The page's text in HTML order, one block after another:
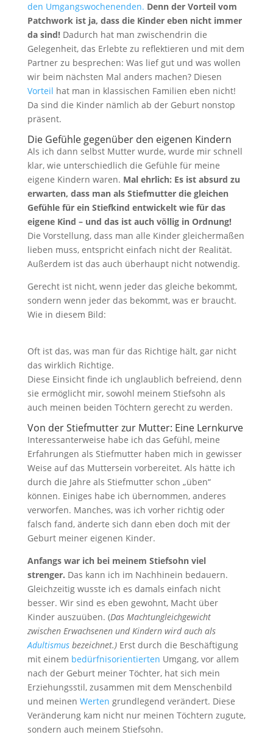
den Umgangswochenenden. Denn der Vorteil vom
Patchwork ist ja, dass die Kinder eben nicht immer
da sind! Dadurch hat man zwischendrin die
Gelegenheit, das Erlebte zu reflektieren und mit dem
Partner zu besprechen: Was lief gut und was wollen
wir beim nächsten Mal anders machen? Diesen
Vorteil hat man in klassischen Familien eben nicht!
Da sind die Kinder nämlich ab der Geburt nonstop
präsent.
Die Gefühle gegenüber den eigenen Kindern
Als ich dann selbst Mutter wurde, wurde mir schnell
klar, wie unterschiedlich die Gefühle für meine
eigene Kindern waren. Mal ehrlich: Es ist absurd zu
erwarten, dass man als Stiefmutter die gleichen
Gefühle für ein Stiefkind entwickelt wie für das
eigene Kind – und das ist auch völlig in Ordnung!
Die Vorstellung, dass man alle Kinder gleichermaßen
lieben muss, entspricht einfach nicht der Realität.
Außerdem ist das auch überhaupt nicht notwendig.
Gerecht ist nicht, wenn jeder das gleiche bekommt,
sondern wenn jeder das bekommt, was er braucht.
Wie in diesem Bild:
Oft ist das, was man für das Richtige hält, gar nicht
das wirklich Richtige.
Diese Einsicht finde ich unglaublich befreiend, denn
sie ermöglicht mir, sowohl meinem Stiefsohn als
auch meinen beiden Töchtern gerecht zu werden.
Von der Stiefmutter zur Mutter: Eine Lernkurve
Interessanterweise habe ich das Gefühl, meine
Erfahrungen als Stiefmutter haben mich in gewisser
Weise auf das Muttersein vorbereitet. Als hätte ich
durch die Jahre als Stiefmutter schon „üben“
können. Einiges habe ich übernommen, anderes
verworfen. Manches, was ich vorher richtig oder
falsch fand, änderte sich dann eben doch mit der
Geburt meiner eigenen Kinder.
Anfangs war ich bei meinem Stiefsohn viel
strenger. Das kann ich im Nachhinein bedauern.
Gleichzeitig wusste ich es damals einfach nicht
besser. Wir sind es eben gewohnt, Macht über
Kinder auszuüben. (Das Machtungleichgewicht
zwischen Erwachsenen und Kindern wird auch als
Adultismus bezeichnet.) Erst durch die Beschäftigung
mit einem bedürfnisorientierten Umgang, vor allem
nach der Geburt meiner Töchter, hat sich mein
Erziehungsstil, zusammen mit dem Menschenbild
und meinen Werten grundlegend verändert. Diese
Veränderung kam nicht nur meinen Töchtern zugute,
sondern auch meinem Stiefsohn.